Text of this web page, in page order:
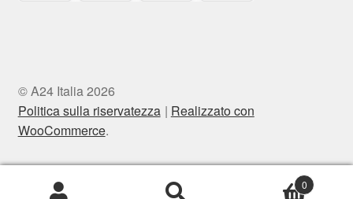
© A24 Italia 2026
Politica sulla riservatezza
Realizzato con
WooCommerce.
0